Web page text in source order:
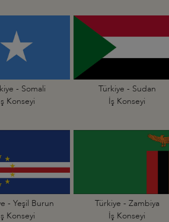
- Somali
Konseyi
Türkiye - Sudan
İş Konseyi
- Yeşil Burun
Konseyi
Türkiye - Zambiya
İş Konseyi